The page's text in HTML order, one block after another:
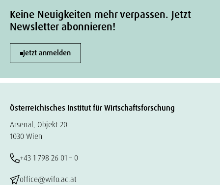
Keine Neuigkeiten mehr verpassen. Jetzt
Newsletter abonnieren!
Jetzt anmelden
Österreichisches Institut für Wirtschaftsforschung
Arsenal, Objekt 20
1030 Wien
+43 1 798 26 01 – 0
office@wifo.ac.at